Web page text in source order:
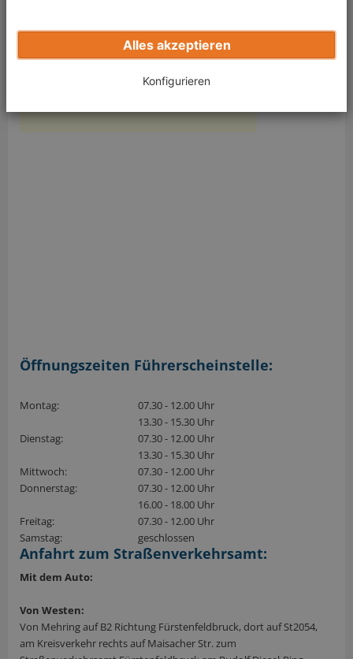
(08141) 519-799
Fax: (08141) 519-846
fahrerlaubnisbehoerde@lra-ffb.de
Öffnungszeiten Führerscheinstelle:
Montag:
07.30 - 12.00 Uhr
13.30 - 15.30 Uhr
Dienstag:
07.30 - 12.00 Uhr
13.30 - 15.30 Uhr
Mittwoch:
07.30 - 12.00 Uhr
Donnerstag:
07.30 - 12.00 Uhr
16.00 - 18.00 Uhr
Freitag:
07.30 - 12.00 Uhr
Samstag:
geschlossen
Anfahrt zum Straßenverkehrsamt:
Mit dem Auto:
Von Westen:
Von Mehring auf B2 Richtung Fürstenfeldbruck, dort auf St2054,
am Kreisverkehr rechts auf Maisacher Str. zum
Alles akzeptieren
Konfigurieren